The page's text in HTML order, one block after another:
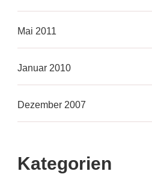
Mai 2011
Januar 2010
Dezember 2007
Kategorien